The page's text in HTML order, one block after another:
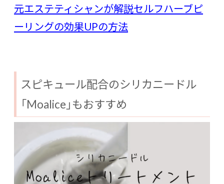
元エステティシャンが解説セルフハーブピ
ーリングの効果UPの方法
スピキュール配合のシリカニードル
「Moalice」もおすすめ